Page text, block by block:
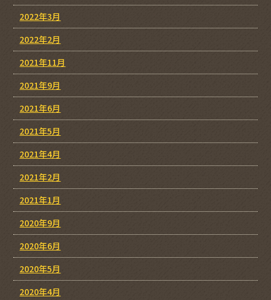
2022年3月
2022年2月
2021年11月
2021年9月
2021年6月
2021年5月
2021年4月
2021年2月
2021年1月
2020年9月
2020年6月
2020年5月
2020年4月